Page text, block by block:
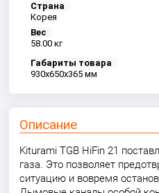
Страна
Корея
Вес
58.00 кг
Габариты товара
930x650x365 мм
Описание
Kiturami TGB HiFin 21
газа. Это позволяет
ситуацию и вовремя